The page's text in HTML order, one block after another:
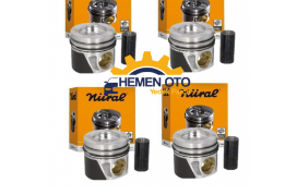
Yan
Sanayi